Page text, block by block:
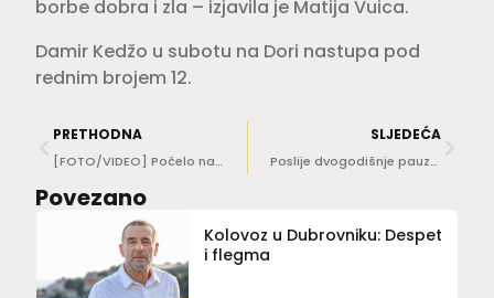
borbe dobra i zla – izjavila je Matija Vuica.
Damir Kedžo u subotu na Dori nastupa pod
rednim brojem 12.
PRETHODNA
[FOTO/VIDEO] Počelo najiščekivanije suđenje u Dubrovniku
SLJEDEĆA
Poslije dvogodišnje pauze održana Festa sv. Vlaha u Los Angelesu
Povezano
Kolovoz u Dubrovniku: Despet
i flegma